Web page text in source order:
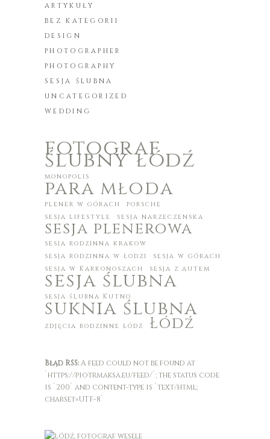
ARTYKUŁY
BEZ KATEGORII
DESIGN
PHOTOGRAPHER
PHOTOGRAPHY
SESJA ŚLUBNA
UNCATEGORIZED
WEDDING
fotograf
ślubny łódź
monopolis
para młoda
plener w górach
porsche
sesja lifestyle
sesja narzeczenska
sesja plenerowa
sesja rodzinna krakow
sesja rodzinna w Łodzi
sesja w górach
sesja w Karkonoszach
sesja z autem
sesja ślubna
sesja ślubna Kutno
suknia ślubna
zdjęcia rodzinne Łódź Łódź
Błąd RSS:A feed could not be found at
`https://piotrmaksa.eu/feed/`; the status code
is `200` and content-type is `text/html;
charset=UTF-8`